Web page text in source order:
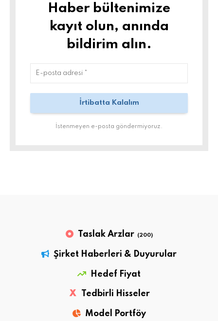
Haber bültenimize
kayıt olun, anında
bildirim alın.
İstenmeyen e-posta göndermiyoruz.
Taslak Arzlar (200)
Şirket Haberleri & Duyurular
Hedef Fiyat
X Tedbirli Hisseler
Model Portföy